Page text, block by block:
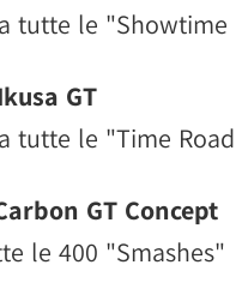
tutte le "Showtime
GT
tutte le "Time
GT Concept
le 400 "Smashes"